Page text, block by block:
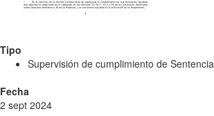
Tipo
Supervisión de cumplimiento de Sentencia
Fecha
2 sept 2024